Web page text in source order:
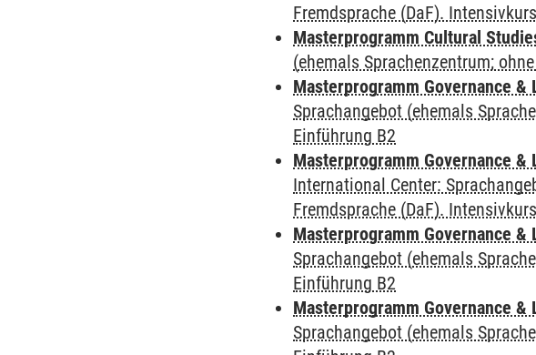
Fremdsprache (DaF).
Masterprogramm Cultural
(ehemals Sprachenzentrum;
Masterprogramm Governance
Sprachangebot (ehemals
Einführung B2
Masterprogramm Governance
International Center:
Fremdsprache (DaF).
Masterprogramm Governance
Sprachangebot (ehemals
Einführung B2
Masterprogramm Governance
Sprachangebot (ehemals